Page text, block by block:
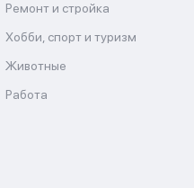
Ремонт и стройка
Хобби, спорт и туризм
Животные
Работа